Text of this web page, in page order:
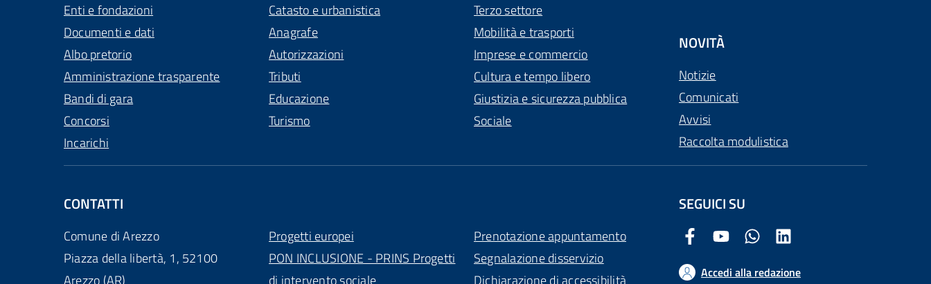
Enti e fondazioni
Documenti e dati
Albo pretorio
Amministrazione trasparente
Bandi di gara
Concorsi
Incarichi
Catasto e urbanistica
Anagrafe
Autorizzazioni
Tributi
Educazione
Turismo
Terzo settore
Mobilità e trasporti
Imprese e commercio
Cultura e tempo libero
Giustizia e sicurezza pubblica
Sociale
NOVITÀ
Notizie
Comunicati
Avvisi
Raccolta modulistica
CONTATTI
Comune di Arezzo
Piazza della libertà, 1, 52100
Progetti europei
PON INCLUSIONE - PRINS Progetti
Prenotazione appuntamento
Segnalazione disservizio
SEGUICI SU
Facebook Comune di Arezzo
Youtube Comune di Arezzo
Twitter Comune di Arezzo
Accedi alla redazione